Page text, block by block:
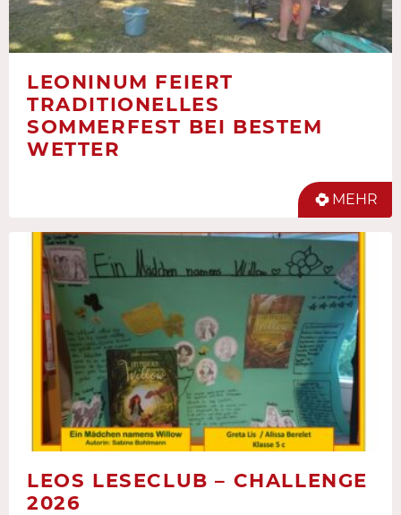
LEONINUM FEIERT
TRADITIONELLES
SOMMERFEST BEI BESTEM
WETTER
MEHR
LEOS LESECLUB – CHALLENGE
2026